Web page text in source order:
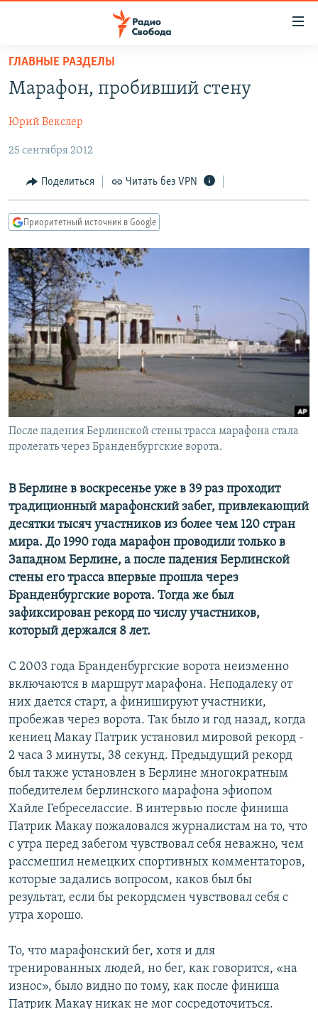
упрощенного
доступа
содержанию
Вернутся
главной
навигации
Вернутся
поиску
ПРОГРАММЫ
ПОДКАСТЫ
АВТОРСКИЕ ПРОЕКТЫ
ЦИТАТЫ СВОБОДЫ
МНЕНИЯ
КУЛЬТУРА
IDEL.РЕАЛИИ
КАВКАЗ.РЕАЛИИ
СЕВЕР.РЕАЛИИ
СИБИРЬ.РЕАЛИИ
РАСПИСАНИЕ ВЕЩАНИЯ
ПОДПИШИТЕСЬ НА РАССЫЛКУ
СОЦИАЛЬНЫЕ СЕТИ
Все сайты РСЕ/РС
ГЛАВНЫЕ РАЗДЕЛЫ
Марафон, пробивший стену
Юрий Векслер
25 сентября 2012
Поделиться Читать без VPN
Приоритетный источник в Google
После падения Берлинской стены трасса марафона стала
пролегать через Бранденбургские ворота.
В Берлине в воскресенье уже в 39 раз проходит
традиционный марафонский забег, привлекающий
десятки тысяч участников из более чем 120 стран
мира. До 1990 года марафон проводили только в
Западном Берлине, а после падения Берлинской
стены его трасса впервые прошла через
Бранденбургские ворота. Тогда же был
зафиксирован рекорд по числу участников,
который держался 8 лет.
С 2003 года Бранденбургские ворота неизменно
включаются в маршрут марафона. Неподалеку от
них дается старт, а финишируют участники,
пробежав через ворота. Так было и год назад, когда
кениец Макау Патрик установил мировой рекорд -
2 часа 3 минуты, 38 секунд. Предыдущий рекорд
был также установлен в Берлине многократным
победителем берлинского марафона эфиопом
Хайле Гебреселассие. В интервью после финиша
Патрик Макау пожаловался журналистам на то, что
с утра перед забегом чувствовал себя неважно, чем
рассмешил немецких спортивных комментаторов,
которые задались вопросом, каков был бы
результат, если бы рекордсмен чувствовал себя с
утра хорошо.
То, что марафонский бег, хотя и для
тренированных людей, но бег, как говорится, «на
износ», было видно по тому, как после финиша
Патрик Макау никак не мог сосредоточиться.